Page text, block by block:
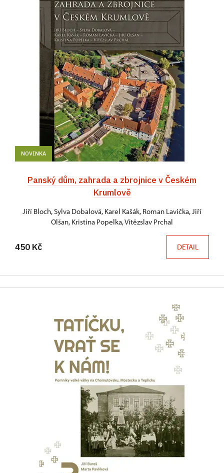
NOVINKA
Panský dům, zahrada a zbrojnice v Českém
Krumlově
Jiří Bloch, Sylva Dobalová, Karel Kašák, Roman Lavička, Jiří
Olšan, Kristina Popelka, Vítězslav Prchal
450 Kč DETAIL